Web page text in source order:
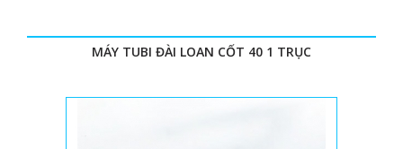
MÁY TUBI ĐÀI LOAN CỐT 40 1 TRỤC